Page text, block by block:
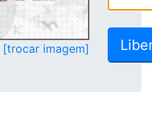
[trocar imagem]